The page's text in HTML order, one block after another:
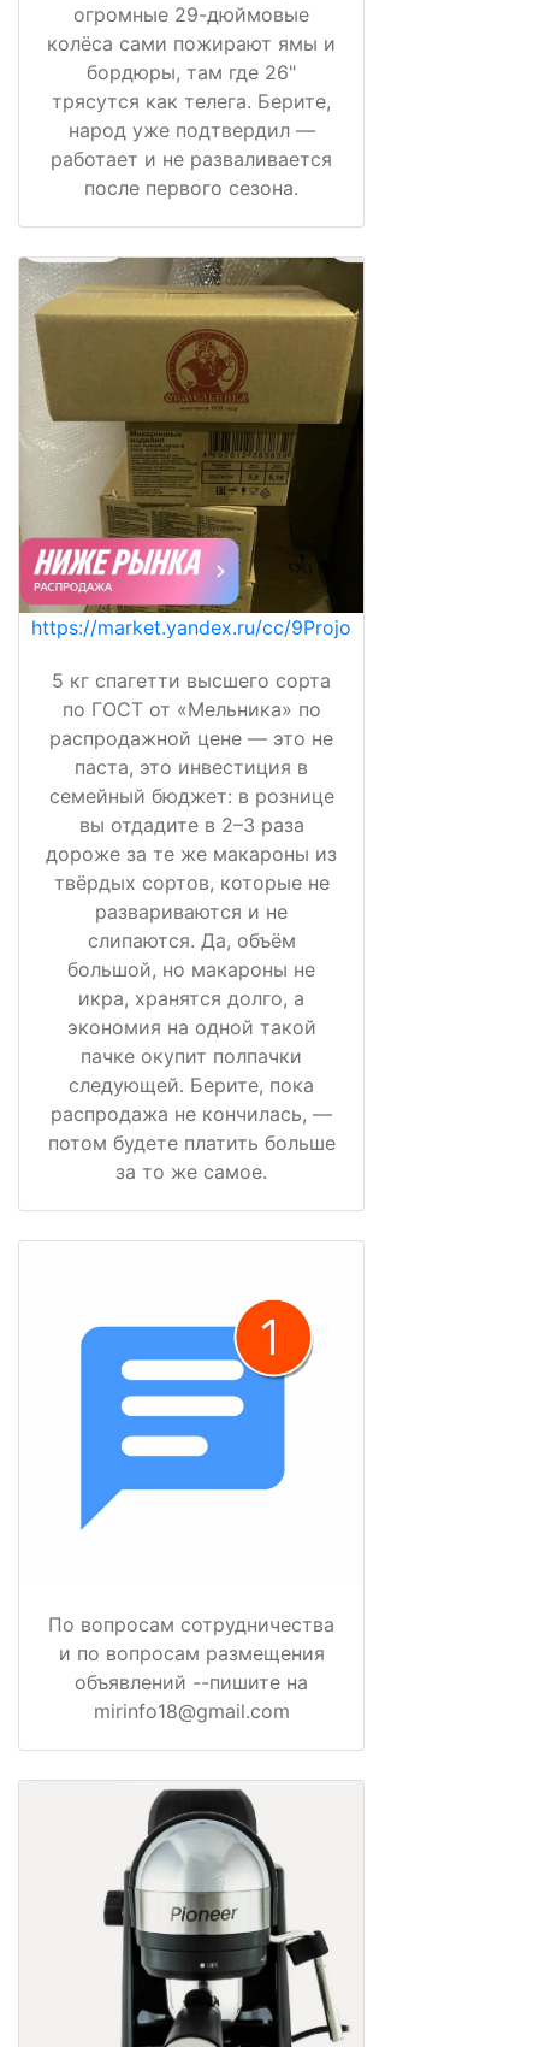
огромные 29-дюймовые
колёса сами пожирают ямы и
бордюры, там где 26"
трясутся как телега. Берите,
народ уже подтвердил —
работает и не разваливается
после первого сезона.
https://market.yandex.ru/cc/9Projo
5 кг спагетти высшего сорта
по ГОСТ от «Мельника» по
распродажной цене — это не
паста, это инвестиция в
семейный бюджет: в рознице
вы отдадите в 2–3 раза
дороже за те же макароны из
твёрдых сортов, которые не
развариваются и не
слипаются. Да, объём
большой, но макароны не
икра, хранятся долго, а
экономия на одной такой
пачке окупит полпачки
следующей. Берите, пока
распродажа не кончилась, —
потом будете платить больше
за то же самое.
По вопросам сотрудничества
и по вопросам размещения
объявлений --пишите на
mirinfo18@gmail.com